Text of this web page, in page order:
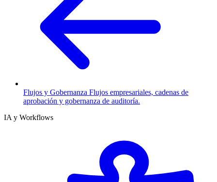
Flujos y Gobernanza Flujos empresariales, cadenas de
aprobación y gobernanza de auditoría.
IA y Workflows